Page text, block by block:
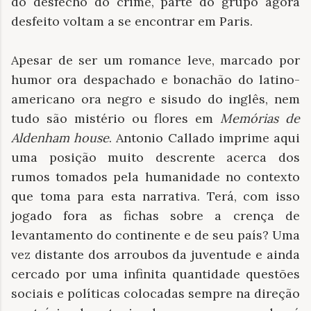
desfeito voltam a se encontrar em Paris.
Apesar de ser um romance leve, marcado por
humor ora despachado e bonachão do latino-
americano ora negro e sisudo do inglês, nem
tudo são mistério ou flores em Memórias de
Aldenham house. Antonio Callado imprime aqui
uma posição muito descrente acerca dos
rumos tomados pela humanidade no contexto
que toma para esta narrativa. Terá, com isso
jogado fora as fichas sobre a crença de
levantamento do continente e de seu país? Uma
vez distante dos arroubos da juventude e ainda
cercado por uma infinita quantidade questões
sociais e políticas colocadas sempre na direção